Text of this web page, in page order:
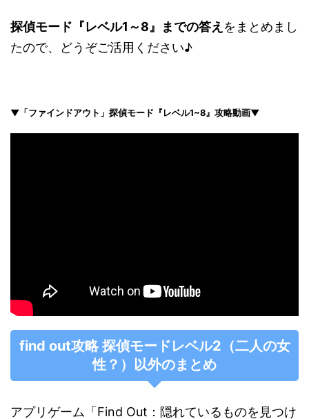
探偵モード『レベル1～8』までの答え をまとめまし
たので、どうぞご活用ください♪
▼「ファインドアウト」探偵モード 『レベル1~8 』攻略動画▼
find out攻略 探偵モードレベル2（二人の女
性？）以外のまとめ
アプリゲーム「Find Out：隠れているものを見つけ